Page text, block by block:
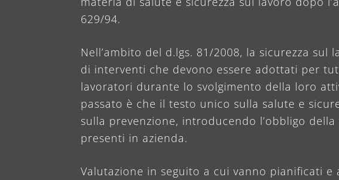
629/94.
Nell’ambito del d.lgs. 81/2008, la sicurezza sul
di interventi che devono essere adottati per
lavoratori durante lo svolgimento della loro
passato è che il testo unico sulla salute e
sulla prevenzione, introducendo l’obbligo
presenti in azienda.
Valutazione in seguito a cui vanno pianificati